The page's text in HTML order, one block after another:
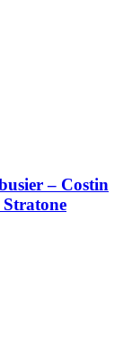
– Costin